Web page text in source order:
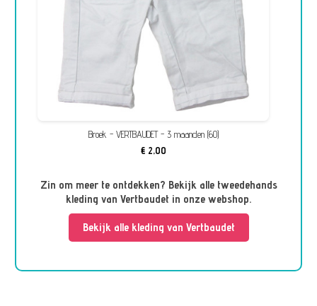
Broek - VERTBAUDET - 3 maanden (60)
€ 2,00
Zin om meer te ontdekken? Bekijk alle tweedehands
kleding van Vertbaudet in onze webshop.
Bekijk alle kleding van Vertbaudet